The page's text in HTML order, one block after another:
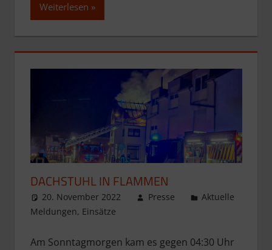
Weiterlesen
DACHSTUHL IN FLAMMEN
20. November 2022 Presse
Aktuelle
Meldungen, Einsätze
Am Sonntagmorgen kam es gegen 04:30 Uhr